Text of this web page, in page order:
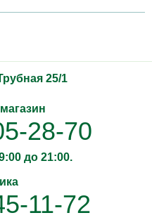
25/1
28-70
до 21:00.
11-72